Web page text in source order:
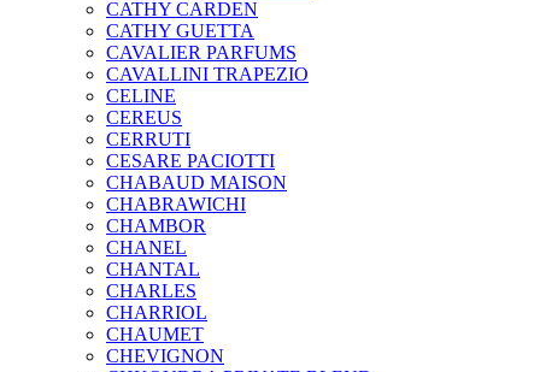
CATHY CARDEN
CATHY GUETTA
CAVALIER PARFUMS
CAVALLINI TRAPEZIO
CELINE
CEREUS
CERRUTI
CESARE PACIOTTI
CHABAUD MAISON
CHABRAWICHI
CHAMBOR
CHANEL
CHANTAL
CHARLES
CHARRIOL
CHAUMET
CHEVIGNON